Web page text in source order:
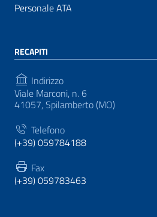
Personale ATA
RECAPITI
Indirizzo
Viale Marconi, n. 6
41057, Spilamberto (MO)
Telefono
(+39) 059784188
Fax
(+39) 059783463